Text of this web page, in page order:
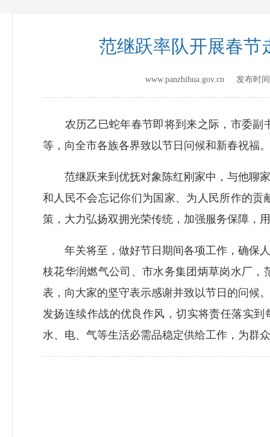
范继跃率队开展春节
www.panzhihua.gov.cn 发布时
农历乙巳蛇年春节即将到来之际，市委副
等，向全市各族各界致以节日问候和新春祝福。
范继跃来到优抚对象陈红刚家中，与他聊家
和人民不会忘记你们为国家、为人民所作的
策，大力弘扬双拥光荣传统，加强服务保障，
年关将至，做好节日期间各项工作，确保人
枝花华润燃气公司、市水务集团炳草岗水厂
表，向大家的坚守表示感谢并致以节日的问候
发扬连续作战的优良作风，切实将责任落实
水、电、气等生活必需品稳定供给工作，为群